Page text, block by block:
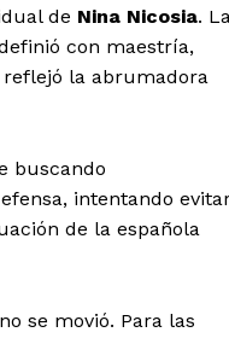
de Nina Nicosia.
con maestría,
reflejó la abrumadora
buscando
intentando
de la española
se movió. Para las